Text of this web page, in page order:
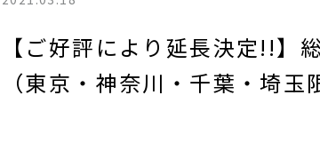
【ご好評により延長決定!!】
（東京・神奈川・千葉・埼玉